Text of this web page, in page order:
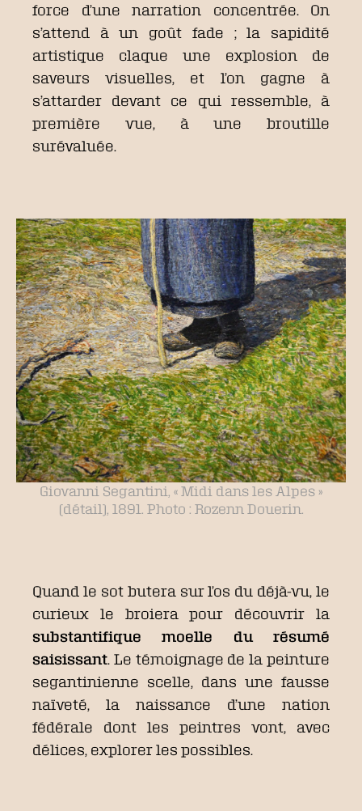
force d’une narration concentrée. On
s’attend à un goût fade ; la sapidité
artistique claque une explosion de
saveurs visuelles, et l’on gagne à
s’attarder devant ce qui ressemble, à
première vue, à une broutille
surévaluée.
Giovanni Segantini, « Midi dans les Alpes »
(détail), 1891. Photo : Rozenn Douerin.
Quand le sot butera sur l’os du déjà-vu, le
curieux le broiera pour découvrir la
substantifique moelle du résumé
saisissant. Le témoignage de la peinture
segantinienne scelle, dans une fausse
naïveté, la naissance d’une nation
fédérale dont les peintres vont, avec
délices, explorer les possibles.